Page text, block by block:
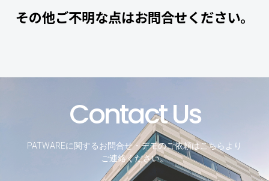
その他ご不明な点はお問合せください。
Contact Us
PATWAREに関するお問合せ・デモのご依頼はこちらより
ご連絡ください。